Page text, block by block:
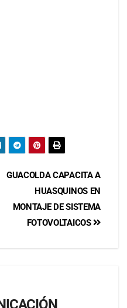
GUACOLDA CAPACITA A
HUASQUINOS EN
MONTAJE DE SISTEMA
FOTOVOLTAICOS